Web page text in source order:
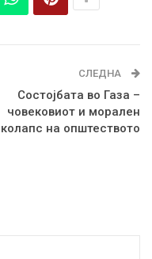
СЛЕДНА
Состојбата во Газа –
човековиот и морален
колапс на општеството